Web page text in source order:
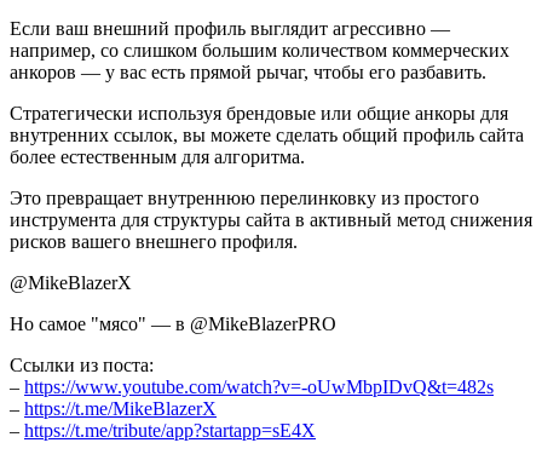
Если ваш внешний профиль выглядит агрессивно —
например, со слишком большим количеством коммерческих
анкоров — у вас есть прямой рычаг, чтобы его разбавить.
Стратегически используя брендовые или общие анкоры для
внутренних ссылок, вы можете сделать общий профиль сайта
более естественным для алгоритма.
Это превращает внутреннюю перелинковку из простого
инструмента для структуры сайта в активный метод снижения
рисков вашего внешнего профиля.
@MikeBlazerX
Но самое "мясо" — в @MikeBlazerPRO
Ссылки из поста:
– https://www.youtube.com/watch?v=-oUwMbpIDvQ&t=482s
– https://t.me/MikeBlazerX
– https://t.me/tribute/app?startapp=sE4X